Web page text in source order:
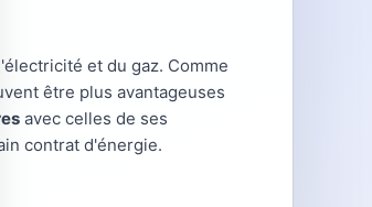
et du gaz. Comme
être plus avantageuses
avec celles de ses
contrat d'énergie.